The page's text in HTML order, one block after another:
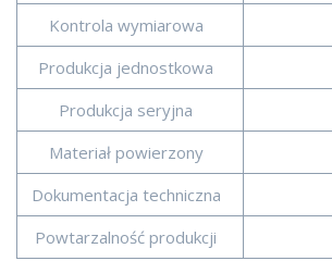
Kontrola wymiarowa
Produkcja jednostkowa
Produkcja seryjna
Materiał powierzony
Dokumentacja techniczna
Powtarzalność produkcji